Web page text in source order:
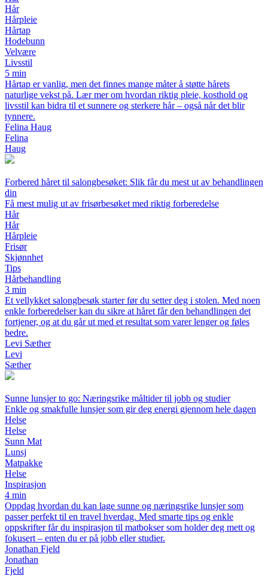
Hår
Hårpleie
Hårtap
Hodebunn
Velvære
Livsstil
5 min
Hårtap er vanlig, men det finnes mange måter å støtte hårets
naturlige vekst på. Lær mer om hvordan riktig pleie, kosthold og
livsstil kan bidra til et sunnere og sterkere hår – også når det blir
tynnere.
Felina Haug
Felina
Haug
Forbered håret til salongbesøket: Slik får du mest ut av behandlingen
din
Få mest mulig ut av frisørbesøket med riktig forberedelse
Hår
Hår
Hårpleie
Frisør
Skjønnhet
Tips
Hårbehandling
3 min
Et vellykket salongbesøk starter før du setter deg i stolen. Med noen
enkle forberedelser kan du sikre at håret får den behandlingen det
fortjener, og at du går ut med et resultat som varer lenger og føles
bedre.
Levi Sæther
Levi
Sæther
Sunne lunsjer to go: Næringsrike måltider til jobb og studier
Enkle og smakfulle lunsjer som gir deg energi gjennom hele dagen
Helse
Helse
Sunn Mat
Lunsj
Matpakke
Helse
Inspirasjon
4 min
Oppdag hvordan du kan lage sunne og næringsrike lunsjer som
passer perfekt til en travel hverdag. Med smarte tips og enkle
oppskrifter får du inspirasjon til matbokser som holder deg mett og
fokusert – enten du er på jobb eller studier.
Jonathan Fjeld
Jonathan
Fjeld